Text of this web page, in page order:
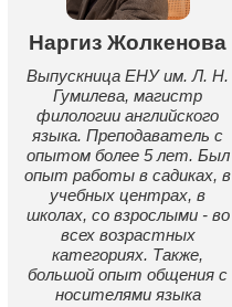
Наргиз Жолкенова
Выпускница ЕНУ им. Л. Н.
Гумилева, магистр
филологии английского
языка. Преподаватель с
опытом более 5 лет. Был
опыт работы в садиках, в
учебных центрах, в
школах, со взрослыми - во
всех возрастных
категориях. Также,
большой опыт общения с
носителями языка